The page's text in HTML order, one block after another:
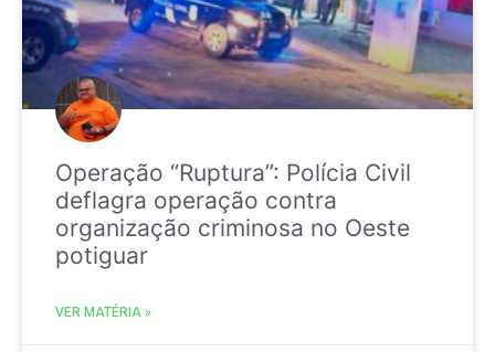
Operação “Ruptura”: Polícia Civil
deflagra operação contra
organização criminosa no Oeste
potiguar
VER MATÉRIA »